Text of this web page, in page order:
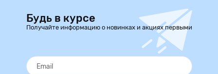
Будь в курсе
Получайте информацию о новинках и акциях первыми